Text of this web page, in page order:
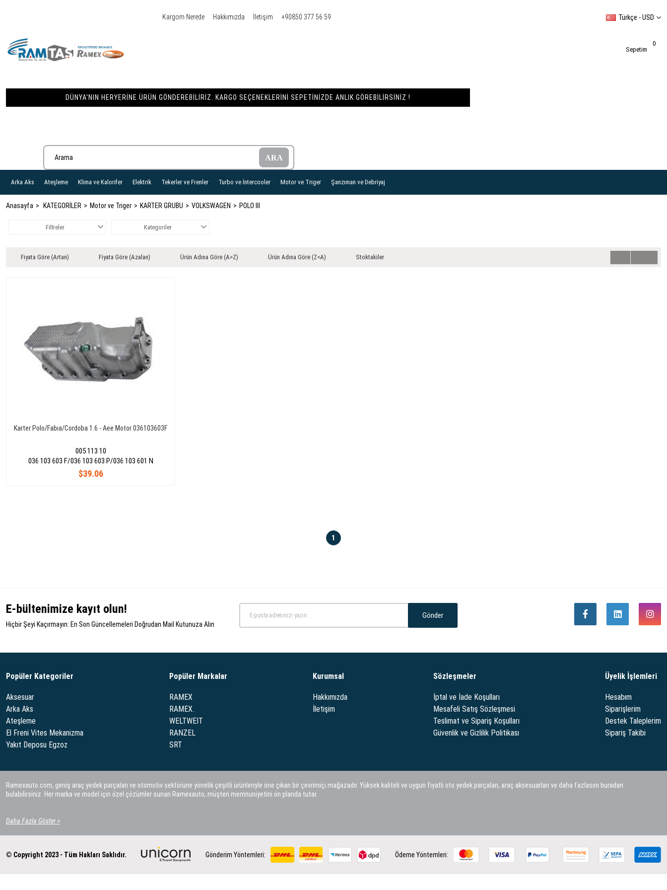
Kargom Nerede Hakkımızda İletişim +90850 377 56 59
DÜNYA'NIN HERYERINE ÜRÜN GÖNDEREBILIRIZ. KARGO SEÇENEKLERINI SEPETINIZDE ANLIK GÖREBILIRSINIZ !
Türkçe - USD
Sepetim
0
Arka Aks Ateşleme Klima ve Kalorifer Elektrik Tekerler ve Frenler Turbo ve İntercooler Motor ve Triger Şanzıman ve Debriyaj
Anasayfa KATEGORİLER Motor ve Triger KARTER GRUBU VOLKSWAGEN POLO III
Filtreler Kategoriler
Fiyata Göre (Artan) Fiyata Göre (Azalan) Ürün Adına Göre (A>Z) Ürün Adına Göre (Z<A) Stoktakiler
Karter Polo/Fabıa/Cordoba 1.6 - Aee Motor 036103603F
005 113 10
$39.06
036 103 603 F/036 103 603 P/036 103 601 N
1
E-bültenimize kayıt olun!
Hiçbir Şeyi Kaçırmayın: En Son Güncellemeleri Doğrudan Mail Kutunuza Alın
Gönder
Popüler Kategoriler
Aksesuar
Arka Aks
Ateşleme
El Freni Vites Mekanizma
Yakıt Deposu Egzoz
Popüler Markalar
RAMEX
RAMEX.
WELTWEIT
RANZEL
SRT
Kurumsal
Hakkımızda
İletişim
Sözleşmeler
İptal ve İade Koşulları
Mesafeli Satış Sözleşmesi
Teslimat ve Sipariş Koşulları
Güvenlik ve Gizlilik Politikası
Üyelik İşlemleri
Hesabım
Siparişlerim
Destek Taleplerim
Sipariş Takibi
Ramexauto.com, geniş araç yedek parçaları ve otomotiv sektörüne yönelik çeşitli ürünleriyle öne çıkan bir çevrimiçi mağazadır. Yüksek kaliteli ve uygun fiyatlı oto yedek parçaları, araç aksesuarları ve daha fazlasını buradan
bulabilirsiniz. Her marka ve model için özel çözümler sunan Ramexauto, müşteri memnuniyetini ön planda tutar.
Daha Fazla Göster >
© Copyright 2023 - Tüm Hakları Saklıdır. Gönderim Yöntemleri: Ödeme Yöntemleri: